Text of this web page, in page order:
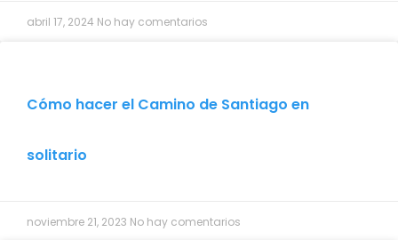
abril 17, 2024 No hay comentarios
Cómo hacer el Camino de Santiago en
solitario
noviembre 21, 2023 No hay comentarios